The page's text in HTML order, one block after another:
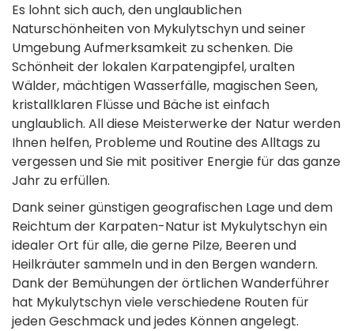
Es lohnt sich auch, den unglaublichen
Naturschönheiten von Mykulytschyn und seiner
Umgebung Aufmerksamkeit zu schenken. Die
Schönheit der lokalen Karpatengipfel, uralten
Wälder, mächtigen Wasserfälle, magischen Seen,
kristallklaren Flüsse und Bäche ist einfach
unglaublich. All diese Meisterwerke der Natur werden
Ihnen helfen, Probleme und Routine des Alltags zu
vergessen und Sie mit positiver Energie für das ganze
Jahr zu erfüllen.
Dank seiner günstigen geografischen Lage und dem
Reichtum der Karpaten-Natur ist Mykulytschyn ein
idealer Ort für alle, die gerne Pilze, Beeren und
Heilkräuter sammeln und in den Bergen wandern.
Dank der Bemühungen der örtlichen Wanderführer
hat Mykulytschyn viele verschiedene Routen für
jeden Geschmack und jedes Können angelegt.